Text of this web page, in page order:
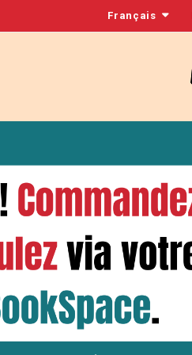
Français